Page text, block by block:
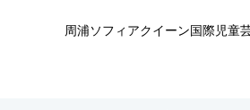
周浦ソフィアクイーン国際児童